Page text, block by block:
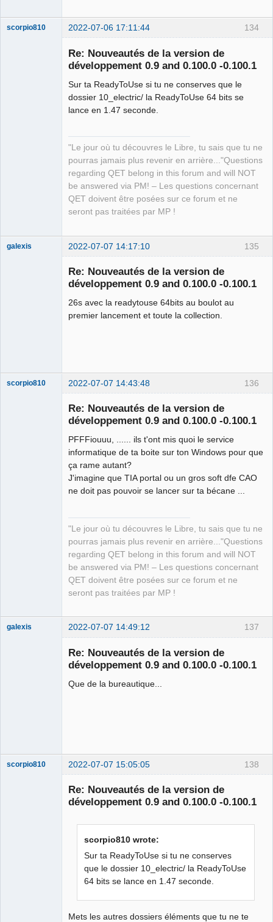
134
scorpio810 2022-07-06 17:11:44
Re: Nouveautés de la version de
développement 0.9 and 0.100.0 -0.100.1
Sur ta ReadyToUse si tu ne conserves que le
dossier 10_electric/ la ReadyToUse 64 bits se
lance en 1.47 seconde.
"Le jour où tu découvres le Libre, tu sais que tu ne
pourras jamais plus revenir en arrière..."Questions
regarding QET belong in this forum and will NOT
be answered via PM! – Les questions concernant
QET doivent être posées sur ce forum et ne
seront pas traitées par MP !
135
galexis 2022-07-07 14:17:10
Re: Nouveautés de la version de
développement 0.9 and 0.100.0 -0.100.1
26s avec la readytouse 64bits au boulot au
premier lancement et toute la collection.
136
scorpio810 2022-07-07 14:43:48
Re: Nouveautés de la version de
développement 0.9 and 0.100.0 -0.100.1
PFFFiouuu, ...... ils t'ont mis quoi le service
informatique de ta boite sur ton Windows pour que
ça rame autant?
J'imagine que TIA portal ou un gros soft dfe CAO
ne doit pas pouvoir se lancer sur ta bécane ...
"Le jour où tu découvres le Libre, tu sais que tu ne
pourras jamais plus revenir en arrière..."Questions
regarding QET belong in this forum and will NOT
be answered via PM! – Les questions concernant
QET doivent être posées sur ce forum et ne
seront pas traitées par MP !
137
galexis 2022-07-07 14:49:12
Re: Nouveautés de la version de
développement 0.9 and 0.100.0 -0.100.1
Que de la bureautique...
138
scorpio810 2022-07-07 15:05:05
Re: Nouveautés de la version de
développement 0.9 and 0.100.0 -0.100.1
scorpio810 wrote:
Sur ta ReadyToUse si tu ne conserves
que le dossier 10_electric/ la ReadyToUse
64 bits se lance en 1.47 seconde.
Mets les autres dossiers éléments que tu ne te